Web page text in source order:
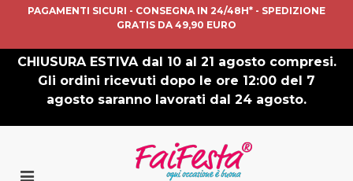
PAGAMENTI SICURI - CONSEGNA IN 24/48H* - SPEDIZIONE
GRATIS DA 49,90 EURO
CHIUSURA ESTIVA dal 10 al 21 agosto compresi.
Gli ordini ricevuti dopo le ore 12:00 del 7
agosto saranno lavorati dal 24 agosto.